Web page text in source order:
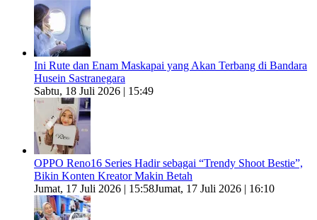
Ini Rute dan Enam Maskapai yang Akan Terbang di Bandara
Husein Sastranegara
Sabtu, 18 Juli 2026 | 15:49
OPPO Reno16 Series Hadir sebagai “Trendy Shoot Bestie”,
Bikin Konten Kreator Makin Betah
Jumat, 17 Juli 2026 | 15:58Jumat, 17 Juli 2026 | 16:10